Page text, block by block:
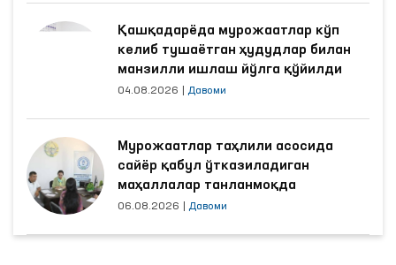
Қашқадарёда мурожаатлар кўп
келиб тушаётган ҳудудлар билан
манзилли ишлаш йўлга қўйилди
04.08.2026 Давоми
Мурожаатлар таҳлили асосида
сайёр қабул ўтказиладиган
маҳаллалар танланмоқда
06.08.2026 Давоми